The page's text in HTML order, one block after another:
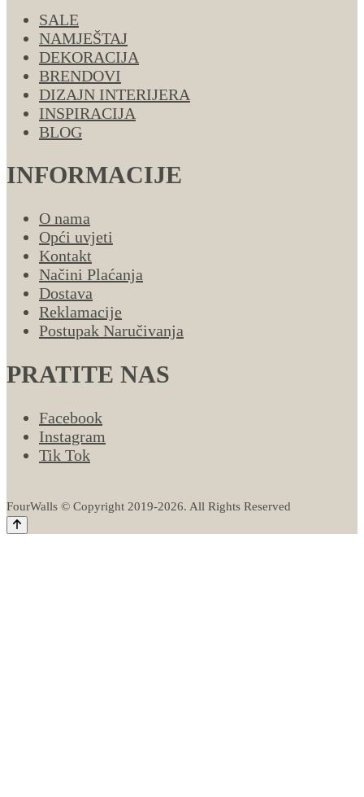
SALE
NAMJEŠTAJ
DEKORACIJA
BRENDOVI
DIZAJN INTERIJERA
INSPIRACIJA
BLOG
INFORMACIJE
O nama
Opći uvjeti
Kontakt
Načini Plaćanja
Dostava
Reklamacije
Postupak Naručivanja
PRATITE NAS
Facebook
Instagram
Tik Tok